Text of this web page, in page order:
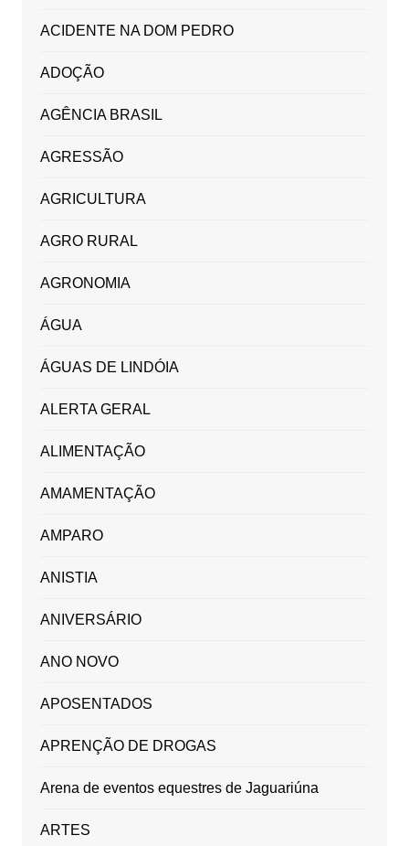
ACIDENTE NA DOM PEDRO
ADOÇÃO
AGÊNCIA BRASIL
AGRESSÃO
AGRICULTURA
AGRO RURAL
AGRONOMIA
ÁGUA
ÁGUAS DE LINDÓIA
ALERTA GERAL
ALIMENTAÇÃO
AMAMENTAÇÃO
AMPARO
ANISTIA
ANIVERSÁRIO
ANO NOVO
APOSENTADOS
APRENÇÃO DE DROGAS
Arena de eventos equestres de Jaguariúna
ARTES